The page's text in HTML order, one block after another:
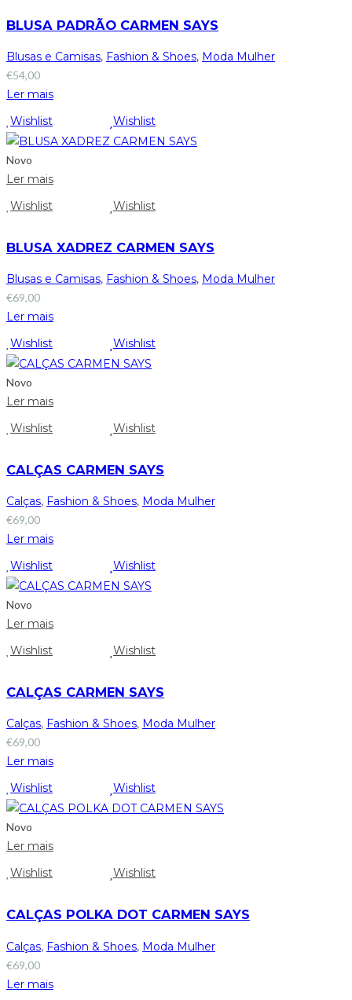
BLUSA PADRÃO CARMEN SAYS
Blusas e Camisas, Fashion & Shoes, Moda Mulher
€54,00
Ler mais
Wishlist
Wishlist
Novo
Ler mais
Wishlist
Wishlist
BLUSA XADREZ CARMEN SAYS
Blusas e Camisas, Fashion & Shoes, Moda Mulher
€69,00
Ler mais
Wishlist
Wishlist
Novo
Ler mais
Wishlist
Wishlist
CALÇAS CARMEN SAYS
Calças, Fashion & Shoes, Moda Mulher
€69,00
Ler mais
Wishlist
Wishlist
Novo
Ler mais
Wishlist
Wishlist
CALÇAS CARMEN SAYS
Calças, Fashion & Shoes, Moda Mulher
€69,00
Ler mais
Wishlist
Wishlist
Novo
Ler mais
Wishlist
Wishlist
CALÇAS POLKA DOT CARMEN SAYS
Calças, Fashion & Shoes, Moda Mulher
€69,00
Ler mais